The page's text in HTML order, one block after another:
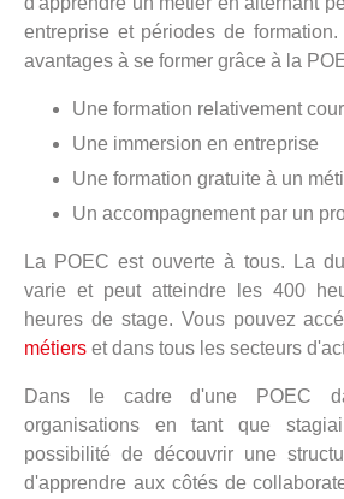
entreprise et périodes de
avantages à se former grâce à la
Une formation relativement
Une immersion en entreprise
Une formation gratuite à un
Un accompagnement par un
La POEC est ouverte à tous. La
varie et peut atteindre les 400
heures de stage. Vous pouvez
métiers et dans tous les secteurs
Dans le cadre d'une POEC
organisations en tant que
possibilité de découvrir une
d'apprendre aux côtés de